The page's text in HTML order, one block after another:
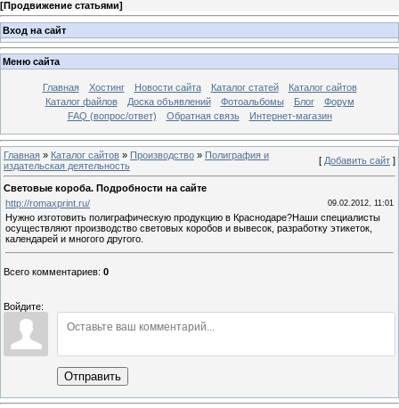
[Продвижение статьями]
Вход на сайт
Меню сайта
Главная Хостинг Новости сайта Каталог статей
Каталог сайтов
Каталог файлов
Доска объявлений Фотоальбомы Блог
Форум
FAQ (вопрос/ответ)
Обратная связь Интернет-магазин
Главная » Каталог сайтов » Производство » Полиграфия и
издательская деятельность
[ Добавить сайт ]
Световые короба. Подробности на сайте
http://romaxprint.ru/
09.02.2012, 11:01
Нужно изготовить полиграфическую продукцию в Краснодаре?Наши специалисты
осуществляют производство световых коробов и вывесок, разработку этикеток,
календарей и многого другого.
Всего комментариев: 0
Войдите:
Отправить